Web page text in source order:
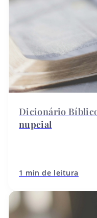
nupcial
1 min de leitura